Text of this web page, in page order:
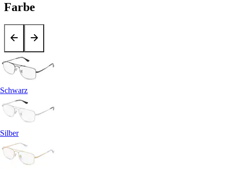
Farbe
Schwarz
Silber